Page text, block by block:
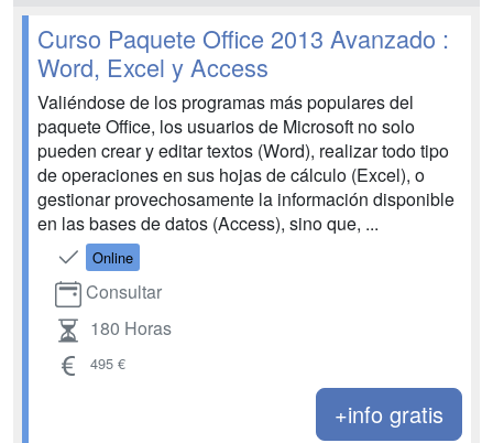
Curso Paquete Office 2013 Avanzado :
Word, Excel y Access
Valiéndose de los programas más populares del
paquete Office, los usuarios de Microsoft no solo
pueden crear y editar textos (Word), realizar todo tipo
de operaciones en sus hojas de cálculo (Excel), o
gestionar provechosamente la información disponible
en las bases de datos (Access), sino que, ...
Online
Consultar
180 Horas
495 €
+info gratis